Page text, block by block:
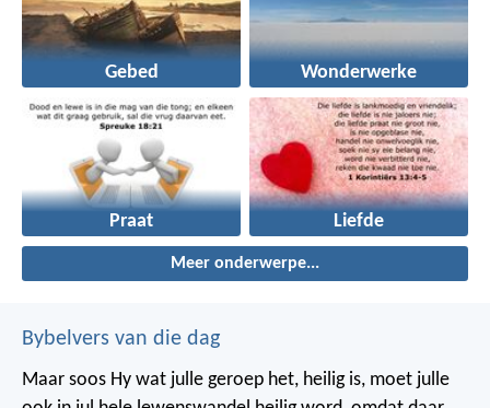
Gebed Wonderwerke
Praat Liefde
Meer onderwerpe...
Bybelvers van die dag
Maar soos Hy wat julle geroep het, heilig is, moet julle